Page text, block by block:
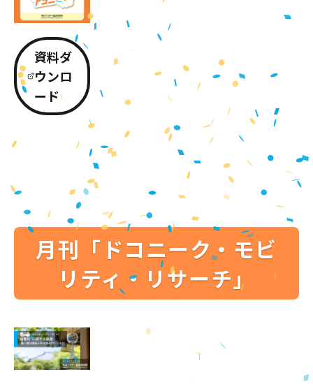
資料ダ
ウンロ
ード
月刊「ドコニーク・モビ
リティ・リサーチ」